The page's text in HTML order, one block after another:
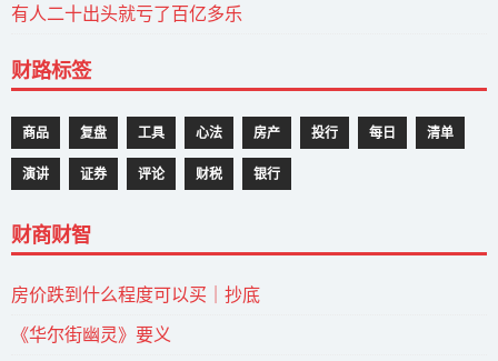
有人二十出头就亏了百亿多乐
财路标签
商品 复盘 工具 心法 房产 投行 每日 清单
演讲 证券 评论 财税 银行
财商财智
房价跌到什么程度可以买｜抄底
《华尔街幽灵》要义